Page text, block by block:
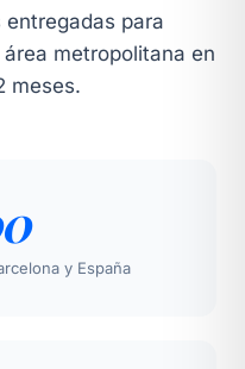
para
metropolitana en
meses.
y España